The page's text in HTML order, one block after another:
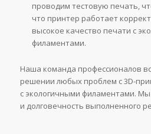
проводим тестовую печать,
что принтер работает
высокое качество печати с
филаментами.
Наша команда профессионалов
решении любых проблем с 3D-
с экологичными филаментами.
и долговечность выполненного